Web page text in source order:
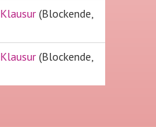
Klausur (Blockende,
Klausur (Blockende,